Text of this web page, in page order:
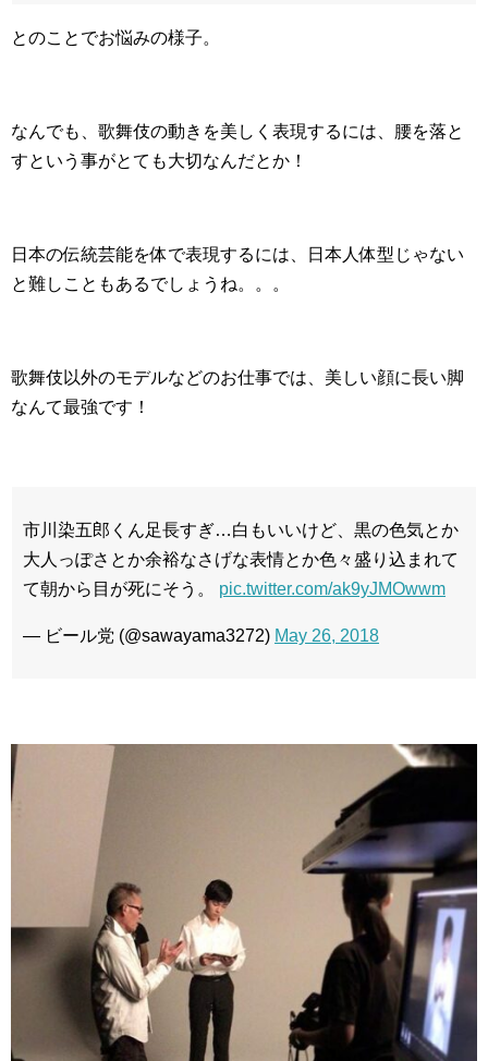
とのことでお悩みの様子。
なんでも、歌舞伎の動きを美しく表現するには、腰を落と
すという事がとても大切なんだとか！
日本の伝統芸能を体で表現するには、日本人体型じゃない
と難しこともあるでしょうね。。。
歌舞伎以外のモデルなどのお仕事では、美しい顔に長い脚
なんて最強です！
市川染五郎くん足長すぎ…白もいいけど、黒の色気とか
大人っぽさとか余裕なさげな表情とか色々盛り込まれて
て朝から目が死にそう。 pic.twitter.com/ak9yJMOwwm
— ビール党 (@sawayama3272) May 26, 2018